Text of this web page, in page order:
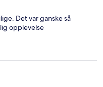
Det var ganske så
opplevelse